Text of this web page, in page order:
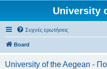
University
Συχνές ερωτήσεις
Board
University of the Aegean -